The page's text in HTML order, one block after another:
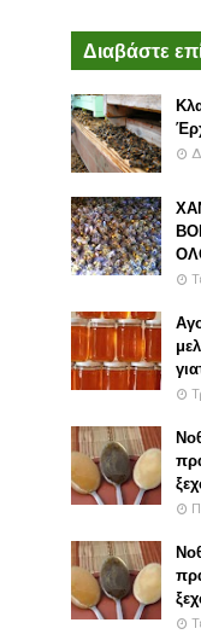
Διαβάστε